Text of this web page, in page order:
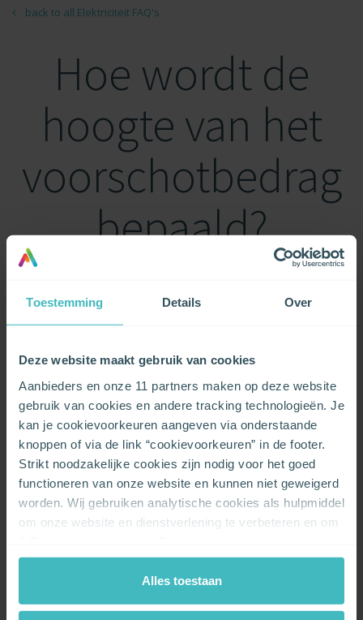
Toestemming Details Over
Deze website maakt gebruik van cookies
Aanbieders en onze 11 partners maken op deze website
gebruik van cookies en andere tracking technologieën. Je
kan je cookievoorkeuren aangeven via onderstaande
knoppen of via de link “cookievoorkeuren” in de footer.
Strikt noodzakelijke cookies zijn nodig voor het goed
functioneren van onze website en kunnen niet geweigerd
worden. Wij gebruiken analytische cookies als hulpmiddel
om onze website en dienstverlening te verbeteren en om
ervoor dat je onze chat kan gebruiken en de embedded
video’s van Vimeo kan afspelen. Wij en onze partners
gebruiken marketingcookies om je surfgedrag in kaart te
Alles toestaan
back to all Elektriciteit FAQ's
Hoe wordt de
hoogte van het
voorschotbedrag
bepaald?
op basis van je elektriciteits- en/of aardgasverbruik van
aangekondigde prijsstijgingen, zoals de stijging van kosten van
distributie, transport, Turteltaks enz.
Ook andere externe factoren kunnen ervoor kunnen zorgen dat je
verbruik omhoog of omlaag gaat.
Lees hier meer over je voorschotfactuur.
Gerelateerde vragen
Is het een goed idee om mijn elektrische boiler van een timer
Hoe wordt mijn elektriciteitsverbruik berekend?